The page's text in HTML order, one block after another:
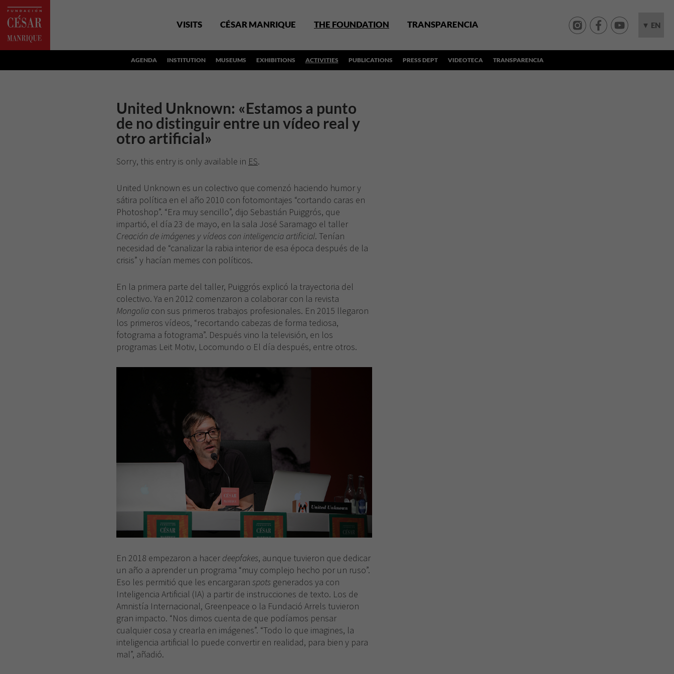
VISITS CÉSAR MANRIQUE THE FOUNDATION TRANSPARENCIA ▼ EN
AGENDA INSTITUTION MUSEUMS EXHIBITIONS ACTIVITIES PUBLICATIONS PRESS DEPT VIDEOTECA TRANSPARENCIA
United Unknown: «Estamos a punto
de no distinguir entre un vídeo real y
otro artificial»
Sorry, this entry is only available in ES.
United Unknown es un colectivo que comenzó haciendo humor y
sátira política en el año 2010 con fotomontajes “cortando caras en
Photoshop”. “Era muy sencillo”, dijo Sebastián Puiggrós, que
impartió, el día 23 de mayo, en la sala José Saramago el taller
Creación de imágenes y vídeos con inteligencia artificial. Tenían
necesidad de “canalizar la rabia interior de esa época después de la
crisis” y hacían memes con políticos.
En la primera parte del taller, Puiggrós explicó la trayectoria del
colectivo. Ya en 2012 comenzaron a colaborar con la revista
Mongolia con sus primeros trabajos profesionales. En 2015 llegaron
los primeros vídeos, “recortando cabezas de forma tediosa,
fotograma a fotograma”. Después vino la televisión, en los
programas Leit Motiv, Locomundo o El día después, entre otros.
En 2018 empezaron a hacer deepfakes, aunque tuvieron que dedicar
un año a aprender un programa “muy complejo hecho por un ruso”.
Eso les permitió que les encargaran spots generados ya con
Inteligencia Artificial (IA) a partir de instrucciones de texto. Los de
Amnistía Internacional, Greenpeace o la Fundació Arrels tuvieron
gran impacto. “Nos dimos cuenta de que podíamos pensar
cualquier cosa y crearla en imágenes”. “Todo lo que imagines, la
inteligencia artificial lo puede convertir en realidad, para bien y para
mal”, añadió.